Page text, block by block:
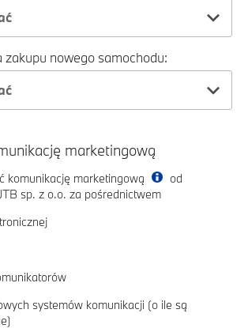
zakupu nowego samochodu:
marketingową
komunikację marketingową
od
sp. z o.o. za pośrednictwem
systemów komunikacji (o ile są